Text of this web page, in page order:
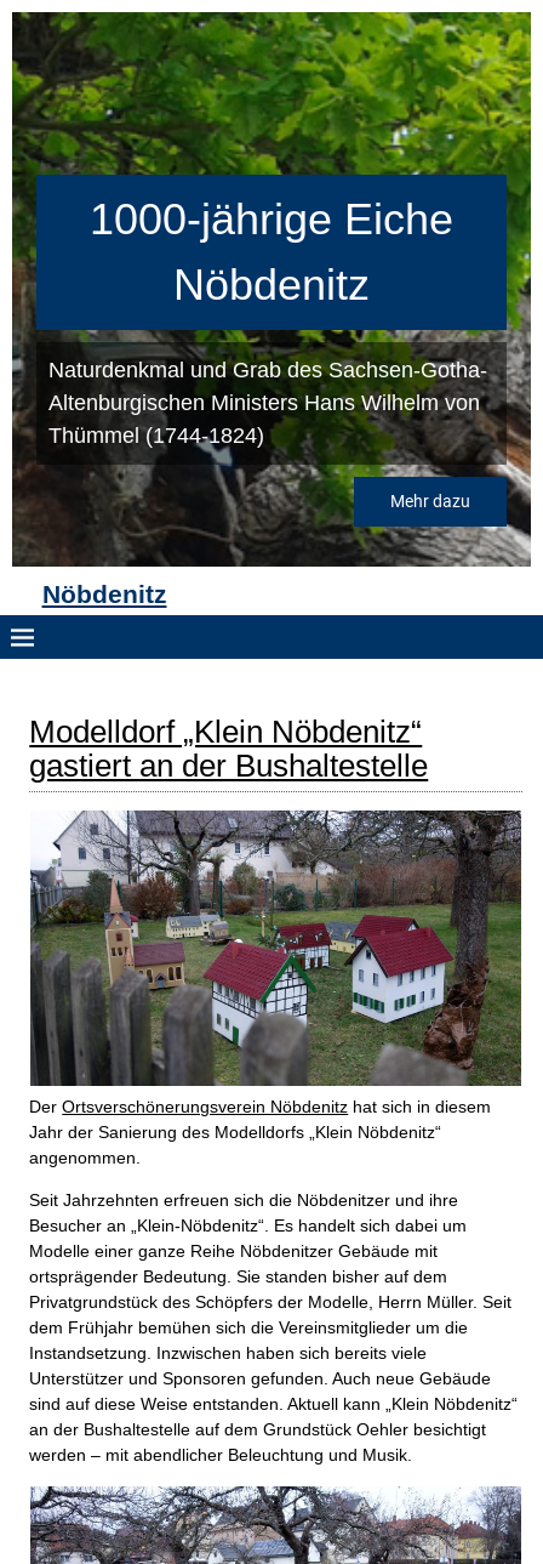
1000-jährige Eiche
Nöbdenitz
Naturdenkmal und Grab des Sachsen-Gotha-
Altenburgischen Ministers Hans Wilhelm von
Thümmel (1744-1824)
Mehr dazu
Nöbdenitz
Modelldorf „Klein Nöbdenitz“
gastiert an der Bushaltestelle
DerOrtsverschönerungsverein Nöbdenitz hat sich in diesem
Jahr der Sanierung des Modelldorfs „Klein Nöbdenitz“
angenommen.
Seit Jahrzehnten erfreuen sich die Nöbdenitzer und ihre
Besucher an „Klein-Nöbdenitz“. Es handelt sich dabei um
Modelle einer ganze Reihe Nöbdenitzer Gebäude mit
ortsprägender Bedeutung. Sie standen bisher auf dem
Privatgrundstück des Schöpfers der Modelle, Herrn Müller. Seit
dem Frühjahr bemühen sich die Vereinsmitglieder um die
Instandsetzung. Inzwischen haben sich bereits viele
Unterstützer und Sponsoren gefunden. Auch neue Gebäude
sind auf diese Weise entstanden. Aktuell kann „Klein Nöbdenitz“
an der Bushaltestelle auf dem Grundstück Oehler besichtigt
werden – mit abendlicher Beleuchtung und Musik.